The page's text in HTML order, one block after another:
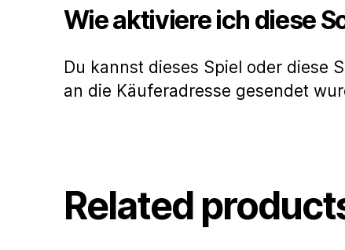
Wie aktiviere ich diese
Du kannst dieses Spiel oder diese
an die Käuferadresse gesendet
Related